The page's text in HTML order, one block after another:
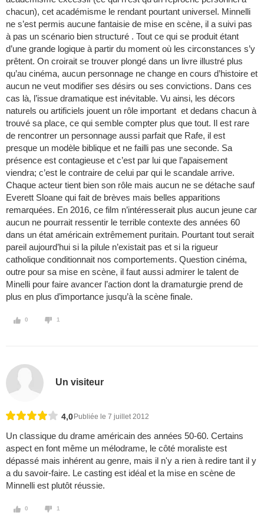
chacun), cet académisme le rendant pourtant universel. Minnelli
ne s’est permis aucune fantaisie de mise en scène, il a suivi pas
à pas un scénario bien structuré . Tout ce qui se produit étant
d’une grande logique à partir du moment où les circonstances s’y
prêtent. On croirait se trouver plongé dans un livre illustré plus
qu’au cinéma, aucun personnage ne change en cours d’histoire et
aucun ne veut modifier ses désirs ou ses convictions. Dans ces
cas là, l’issue dramatique est inévitable. Vu ainsi, les décors
naturels ou artificiels jouent un rôle important et dedans chacun à
trouvé sa place, ce qui semble compter plus que tout. Il est rare
de rencontrer un personnage aussi parfait que Rafe, il est
presque un modèle biblique et ne failli pas une seconde. Sa
présence est contagieuse et c’est par lui que l’apaisement
viendra; c’est le contraire de celui par qui le scandale arrive.
Chaque acteur tient bien son rôle mais aucun ne se détache sauf
Everett Sloane qui fait de brèves mais belles apparitions
remarquées. En 2016, ce film n’intéresserait plus aucun jeune car
aucun ne pourrait ressentir le terrible contexte des années 60
dans un état américain extrêmement puritain. Pourtant tout serait
pareil aujourd’hui si la pilule n’existait pas et si la rigueur
catholique conditionnait nos comportements. Question cinéma,
outre pour sa mise en scène, il faut aussi admirer le talent de
Minelli pour faire avancer l’action dont la dramaturgie prend de
plus en plus d’importance jusqu’à la scène finale.
0 1
Un visiteur
4,0 Publiée le 7 juillet 2012
Un classique du drame américain des années 50-60. Certains
aspect en font même un mélodrame, le côté moraliste est
dépassé mais inhérent au genre, mais il n'y a rien à redire tant il y
a du savoir-faire. Le casting est idéal et la mise en scène de
Minnelli est plutôt réussie.
0 1